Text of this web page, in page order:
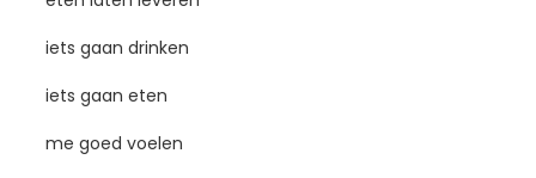
iets gaan drinken
iets gaan eten
me goed voelen